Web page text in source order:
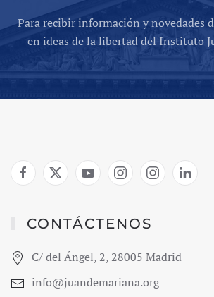
Para recibir información y novedades
en ideas de la libertad del Instituto
CONTÁCTENOS
C/ del Ángel, 2, 28005 Madrid
info@juandemariana.org